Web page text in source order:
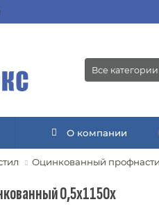
Все категории
О компании
Оцинкованный
0,5х1150х